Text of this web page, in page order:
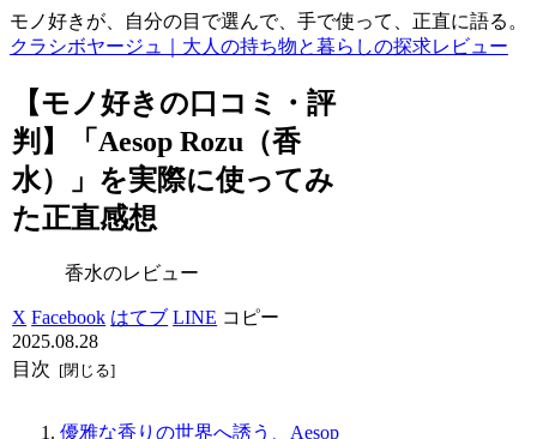
モノ好きが、自分の目で選んで、手で使って、正直に語る。
クラシボヤージュ｜大人の持ち物と暮らしの探求レビュー
【モノ好きの口コミ・評
判】「Aesop Rozu（香
水）」を実際に使ってみ
た正直感想
香水のレビュー
X Facebook はてブ LINE コピー
2025.08.28
目次
優雅な香りの世界へ誘う、Aesop